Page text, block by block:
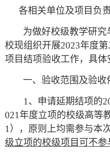
各相关单位及项目负责
为做好校级教学研
校现组织开展2023年度
项目结项验收工作，具体
一、 验收范围及验收
1 、申请延期结项的
021 年度立项的校级高等
1 ），原则上均需参与本
级立项的校级项目可不参